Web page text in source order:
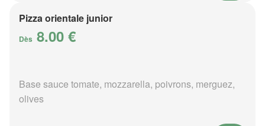
Pizza orientale junior
Dès 8.00 €
Base sauce tomate, mozzarella, poivrons, merguez,
olives